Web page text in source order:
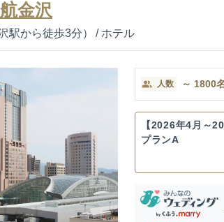
金沢
駅から徒歩3分） / ホテル
人数 ～ 1800
【2026年4月～
プランA